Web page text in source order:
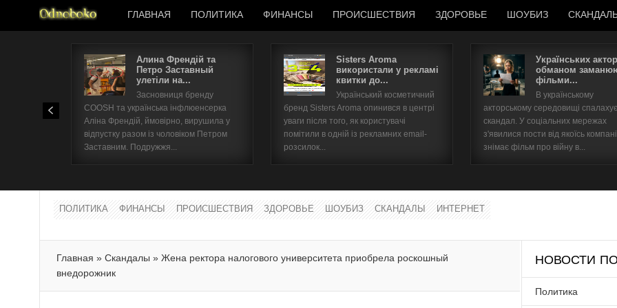
ГЛАВНАЯ ПОЛИТИКА ФИНАНСЫ ПРОИСШЕСТВИЯ ЗДОРОВЬЕ ШОУБИЗ
Алина Френдій та
Петро Заставный
улетіли на...
Засновниця бренду
COOSH та українська інфлюенсерка
Аліна Френдій, ймовірно, вирушила у
відпустку разом із чоловіком Петром
Заставним. Подружжя...
Sisters Aroma
використали у рекламі
квитки до...
Український косметичний
бренд Sisters Aroma опинився в центрі
уваги після того, як користувачі
помітили в одній із рекламних email-
розсилок...
Українських
обманом
фільми...
В українському
акторському середовищі спалахує
скандал. У соціальних мережах
з'явилися пости від якоїсь
знімає фільм про війну в...
ПОЛИТИКА ФИНАНСЫ ПРОИСШЕСТВИЯ ЗДОРОВЬЕ ШОУБИЗ СКАНДАЛЫ ИНТЕРНЕТ
Главная » Скандалы » Жена ректора налогового университета приобрела роскошный
внедорожник
НОВОСТИ
Политика
Имя пользователя
Забыли имя пользователя?